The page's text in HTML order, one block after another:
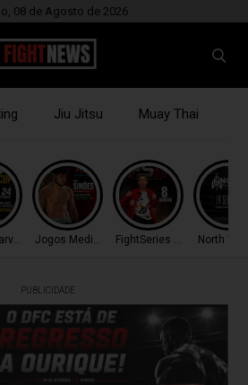
08 de Agosto de 2026
Jiu Jitsu Muay Thai
CupJogos MediterrâneoFightSeries 11 North
PUBLICIDADE